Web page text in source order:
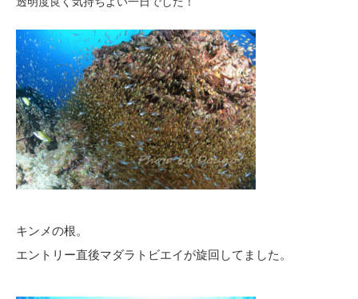
キンメの根。
エントリー直後マダラトビエイが旋回してました。